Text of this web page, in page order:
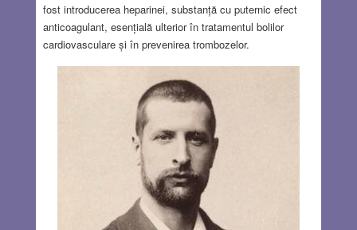
fost introducerea heparinei, substanță cu puternic efect
anticoagulant, esențială ulterior în tratamentul bolilor
cardiovasculare și în prevenirea trombozelor.